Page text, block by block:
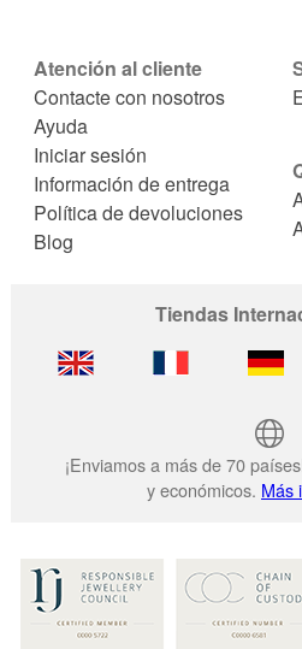
Atención al cliente
Contacte con nosotros
Ayuda
Iniciar sesión
Información de entrega
Política de devoluciones
Blog
Tiendas
¡Enviamos a más de 70
y económicos. Más